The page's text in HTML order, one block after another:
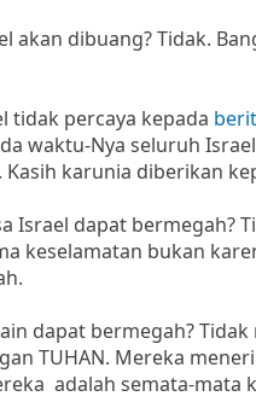
akan dibuang? Tidak.
tidak percaya kepada
waktu-Nya seluruh
karunia diberikan
Israel dapat bermegah?
keselamatan bukan
dapat bermegah?
TUHAN. Mereka
adalah semata-mata